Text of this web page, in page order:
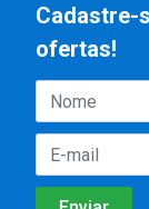
Cadastre-
ofertas!